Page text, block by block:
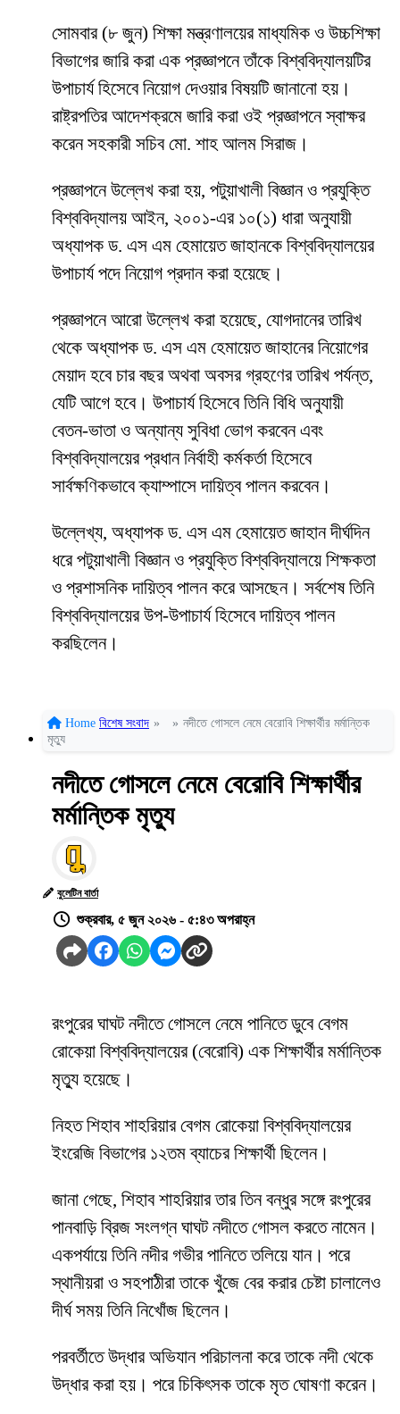
সোমবার (৮ জুন) শিক্ষা মন্ত্রণালয়ের মাধ্যমিক ও উচ্চশিক্ষা
বিভাগের জারি করা এক প্রজ্ঞাপনে তাঁকে বিশ্ববিদ্যালয়টির
উপাচার্য হিসেবে নিয়োগ দেওয়ার বিষয়টি জানানো হয়।
রাষ্ট্রপতির আদেশক্রমে জারি করা ওই প্রজ্ঞাপনে স্বাক্ষর
করেন সহকারী সচিব মো. শাহ আলম সিরাজ।
প্রজ্ঞাপনে উল্লেখ করা হয়, পটুয়াখালী বিজ্ঞান ও প্রযুক্তি
বিশ্ববিদ্যালয় আইন, ২০০১-এর ১০(১) ধারা অনুযায়ী
অধ্যাপক ড. এস এম হেমায়েত জাহানকে বিশ্ববিদ্যালয়ের
উপাচার্য পদে নিয়োগ প্রদান করা হয়েছে।
প্রজ্ঞাপনে আরো উল্লেখ করা হয়েছে, যোগদানের তারিখ
থেকে অধ্যাপক ড. এস এম হেমায়েত জাহানের নিয়োগের
মেয়াদ হবে চার বছর অথবা অবসর গ্রহণের তারিখ পর্যন্ত,
যেটি আগে হবে। উপাচার্য হিসেবে তিনি বিধি অনুযায়ী
বেতন-ভাতা ও অন্যান্য সুবিধা ভোগ করবেন এবং
বিশ্ববিদ্যালয়ের প্রধান নির্বাহী কর্মকর্তা হিসেবে
সার্বক্ষণিকভাবে ক্যাম্পাসে দায়িত্ব পালন করবেন।
উল্লেখ্য, অধ্যাপক ড. এস এম হেমায়েত জাহান দীর্ঘদিন
ধরে পটুয়াখালী বিজ্ঞান ও প্রযুক্তি বিশ্ববিদ্যালয়ে শিক্ষকতা
ও প্রশাসনিক দায়িত্ব পালন করে আসছেন। সর্বশেষ তিনি
বিশ্ববিদ্যালয়ের উপ-উপাচার্য হিসেবে দায়িত্ব পালন
করছিলেন।
Home বিশেষ সংবাদ » » নদীতে গোসলে নেমে বেরোবি শিক্ষার্থীর মর্মান্তিক
মৃত্যু
নদীতে গোসলে নেমে বেরোবি শিক্ষার্থীর
মর্মান্তিক মৃত্যু
বুলেটিন বার্তা
শুক্রবার, ৫ জুন ২০২৬ - ৫:৪৩ অপরাহ্ন
রংপুরের ঘাঘট নদীতে গোসলে নেমে পানিতে ডুবে বেগম
রোকেয়া বিশ্ববিদ্যালয়ের (বেরোবি) এক শিক্ষার্থীর মর্মান্তিক
মৃত্যু হয়েছে।
নিহত শিহাব শাহরিয়ার বেগম রোকেয়া বিশ্ববিদ্যালয়ের
ইংরেজি বিভাগের ১২তম ব্যাচের শিক্ষার্থী ছিলেন।
জানা গেছে, শিহাব শাহরিয়ার তার তিন বন্ধুর সঙ্গে রংপুরের
পানবাড়ি ব্রিজ সংলগ্ন ঘাঘট নদীতে গোসল করতে নামেন।
একপর্যায়ে তিনি নদীর গভীর পানিতে তলিয়ে যান। পরে
স্থানীয়রা ও সহপাঠীরা তাকে খুঁজে বের করার চেষ্টা চালালেও
দীর্ঘ সময় তিনি নিখোঁজ ছিলেন।
পরবর্তীতে উদ্ধার অভিযান পরিচালনা করে তাকে নদী থেকে
উদ্ধার করা হয়। পরে চিকিৎসক তাকে মৃত ঘোষণা করেন।